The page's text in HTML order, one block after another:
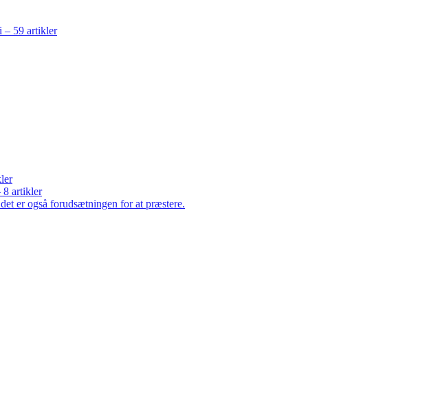
– 59 artikler
8 artikler
er også forudsætningen for at præstere.